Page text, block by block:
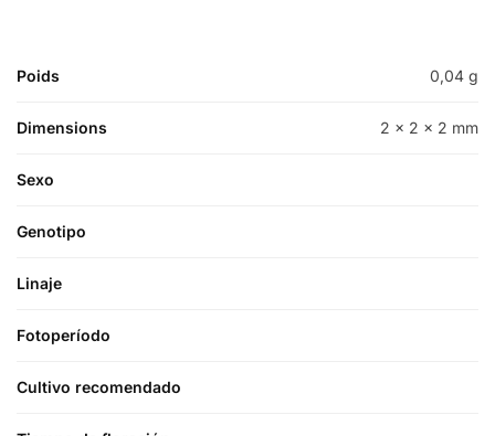
Poids 0,04 g
Dimensions 2 × 2 × 2 mm
Sexo
Genotipo
Linaje
Fotoperíodo
Cultivo recomendado